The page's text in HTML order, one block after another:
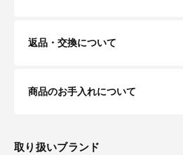
返品・交換について
商品のお手入れについて
取り扱いブランド